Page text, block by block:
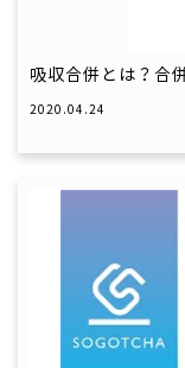
吸収合併とは？合
2020.04.24